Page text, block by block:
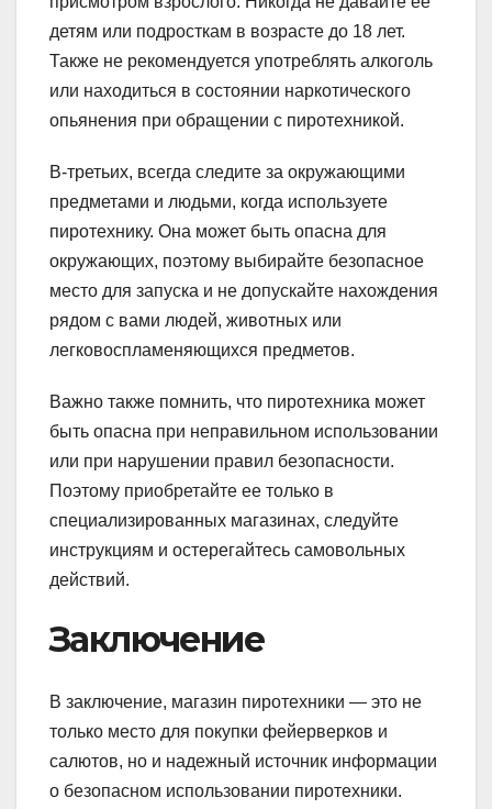
детям или подросткам в возрасте до 18 лет.
Также не рекомендуется употреблять алкоголь
или находиться в состоянии наркотического
опьянения при обращении с пиротехникой.
В-третьих, всегда следите за окружающими
предметами и людьми, когда используете
пиротехнику. Она может быть опасна для
окружающих, поэтому выбирайте безопасное
место для запуска и не допускайте нахождения
рядом с вами людей, животных или
легковоспламеняющихся предметов.
Важно также помнить, что пиротехника может
быть опасна при неправильном использовании
или при нарушении правил безопасности.
Поэтому приобретайте ее только в
специализированных магазинах, следуйте
инструкциям и остерегайтесь самовольных
действий.
Заключение
В заключение, магазин пиротехники — это не
только место для покупки фейерверков и
салютов, но и надежный источник информации
о безопасном использовании пиротехники.